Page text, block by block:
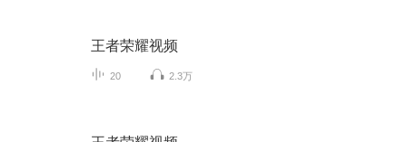
王者荣耀视频
20 2.3万